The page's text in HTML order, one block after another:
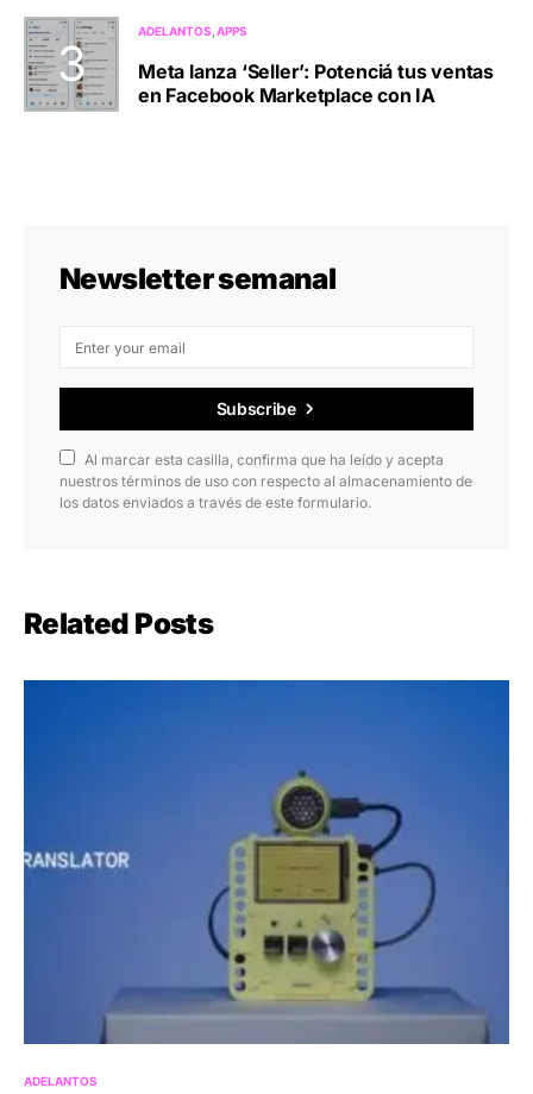
ADELANTOS APPS
Meta lanza ‘Seller’: Potenciá tus ventas
en Facebook Marketplace con IA
Newsletter semanal
Subscribe
Al marcar esta casilla, confirma que ha leído y acepta
nuestros términos de uso con respecto al almacenamiento de
los datos enviados a través de este formulario.
Related Posts
ADELANTOS